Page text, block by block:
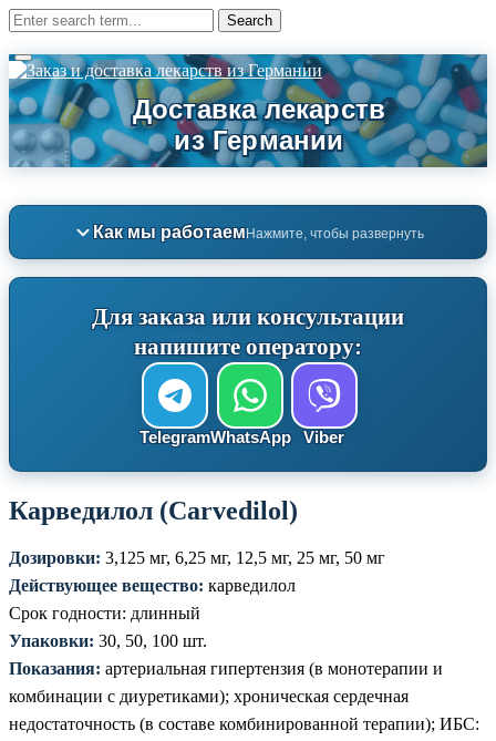
Как мы работаемНажмите, чтобы развернуть
Для заказа или консультации
напишите оператору:
TelegramWhatsApp Viber
Карведилол (Carvedilol)
Дозировки: 3,125 мг, 6,25 мг, 12,5 мг, 25 мг, 50 мг
Действующее вещество: карведилол
Срок годности: длинный
Упаковки: 30, 50, 100 шт.
Показания: артериальная гипертензия (в монотерапии и
комбинации с диуретиками); хроническая сердечная
недостаточность (в составе комбинированной терапии); ИБС: